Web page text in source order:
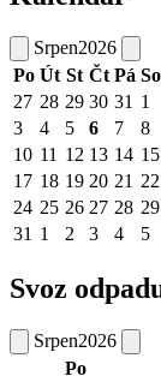
Srpen2026
Po Út St Čt Pá So
27 28 29 30 31 1
3
4 5 6 7 8
10 11 12 13 14 15
17 18 19 20 21 22
24 25 26 27 28 29
31 1 2 3 4 5
Svoz
Srpen2026
Po